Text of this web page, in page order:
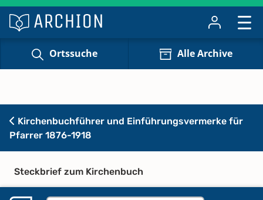
Ortssuche Alle Archive
Kirchenbuchführer und Einführungsvermerke für
Pfarrer 1876-1918
Steckbrief zum Kirchenbuch